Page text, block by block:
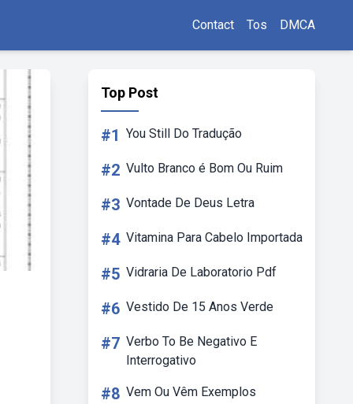
Contact Tos DMCA
Top Post
#1 You Still Do Tradução
#2 Vulto Branco é Bom Ou Ruim
#3 Vontade De Deus Letra
#4 Vitamina Para Cabelo Importada
#5 Vidraria De Laboratorio Pdf
#6 Vestido De 15 Anos Verde
#7 Verbo To Be Negativo E
Interrogativo
#8 Vem Ou Vêm Exemplos